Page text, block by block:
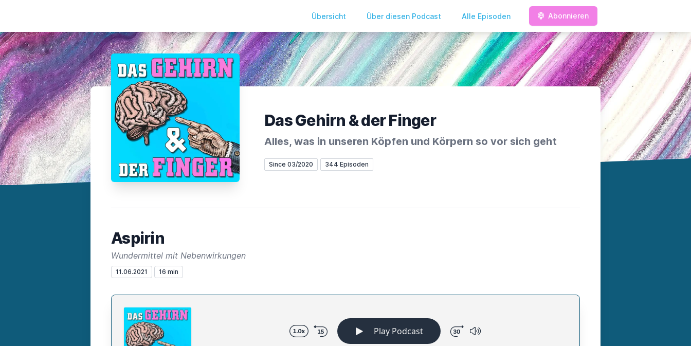
Übersicht Über diesen Podcast Alle Episoden Abonnieren
Das Gehirn & der Finger
Alles, was in unseren Köpfen und Körpern so vor sich geht
Since 03/2020 344 Episoden
Aspirin
Wundermittel mit Nebenwirkungen
11.06.2021 16 min